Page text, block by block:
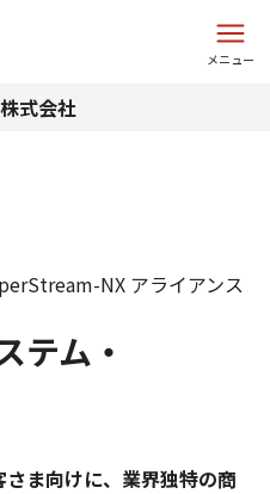
メニュー
式会社
テム・
NX アライアンス
ま向けに、業界独特の商